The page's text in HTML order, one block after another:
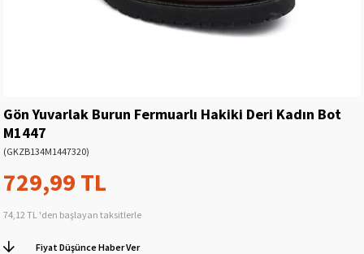
Gön Yuvarlak Burun Fermuarlı Hakiki Deri Kadın Bot
M1447
(GKZB134M1447320)
729,99 TL
74,12 TL 'den başlayan taksitlerle
Fiyat Düşünce Haber Ver